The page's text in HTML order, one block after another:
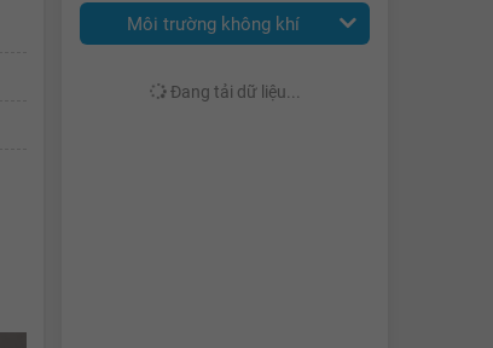
Môi trường không khí
Đang tải dữ liệu...